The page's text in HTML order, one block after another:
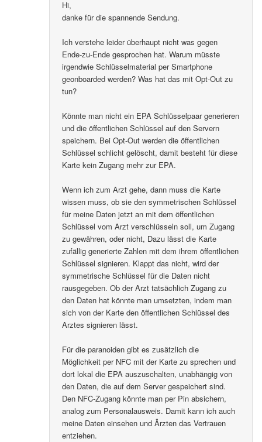
Hi,
danke für die spannende Sendung.
Ich verstehe leider überhaupt nicht was gegen
Ende-zu-Ende gesprochen hat. Warum müsste
irgendwie Schlüsselmaterial per Smartphone
geonboarded werden? Was hat das mit Opt-Out zu
tun?
Könnte man nicht ein EPA Schlüsselpaar generieren
und die öffentlichen Schlüssel auf den Servern
speichern. Bei Opt-Out werden die öffentlichen
Schlüssel schlicht gelöscht, damit besteht für diese
Karte kein Zugang mehr zur EPA.
Wenn ich zum Arzt gehe, dann muss die Karte
wissen muss, ob sie den symmetrischen Schlüssel
für meine Daten jetzt an mit dem öffentlichen
Schlüssel vom Arzt verschlüsseln soll, um Zugang
zu gewähren, oder nicht, Dazu lässt die Karte
zufällig generierte Zahlen mit dem ihrem öffentlichen
Schlüssel signieren. Klappt das nicht, wird der
symmetrische Schlüssel für die Daten nicht
rausgegeben. Ob der Arzt tatsächlich Zugang zu
den Daten hat könnte man umsetzten, indem man
sich von der Karte den öffentlichen Schlüssel des
Arztes signieren lässt.
Für die paranoiden gibt es zusätzlich die
Möglichkeit per NFC mit der Karte zu sprechen und
dort lokal die EPA auszuschalten, unabhängig von
den Daten, die auf dem Server gespeichert sind.
Den NFC-Zugang könnte man per Pin absichern,
analog zum Personalausweis. Damit kann ich auch
meine Daten einsehen und Ärzten das Vertrauen
entziehen.